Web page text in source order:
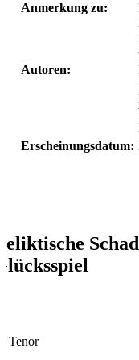
Anmerkung zu:
Autoren:
Erscheinungsdatum:
Tenor